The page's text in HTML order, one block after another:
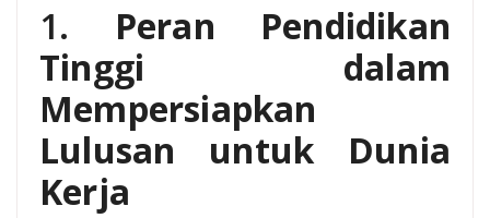
1. Peran Pendidikan
Tinggi dalam
Mempersiapkan
Lulusan untuk Dunia
Kerja